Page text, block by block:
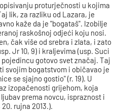
proturječnosti u kojima
lik, za razliku od Lazara, je
kaže da je "bogataš". Izobilje
raskošnoj odjeći koju nosi.
čak više od srebra i zlata, i zato
Jr 10, 9) i kraljevima (usp. Suci
gotovo svet značaj. Taj
svojim bogatstvom i običavao je
se sjajno gostio" (r. 19). U
izopačenosti grijehom, koja
prema novcu, ispraznost i
rujna 2013.).